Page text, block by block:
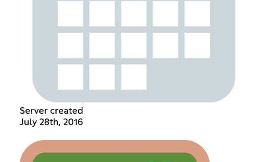
Server created
July 28th, 2016